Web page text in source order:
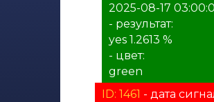
2025-08-17
- результат:
yes 1.2613 %
- цвет:
green
ID: 1461 - дата